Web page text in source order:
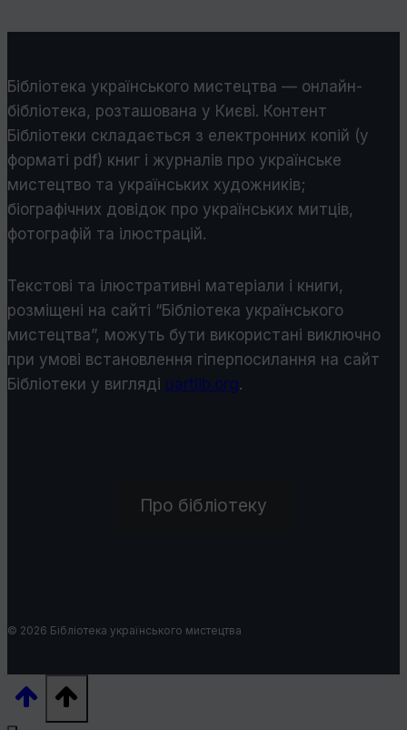
Бібліотека українського мистецтва — онлайн-
бібліотека, розташована у Києві. Контент
Бібліотеки складається з електронних копій (у
форматі pdf) книг і журналів про українське
мистецтво та українських художників;
біографічних довідок про українських митців,
фотографій та ілюстрацій.
Текстові та ілюстративні матеріали і книги,
розміщені на сайті “Бібліотека українського
мистецтва”, можуть бути використані виключно
при умові встановлення гіперпосилання на сайт
Бібліотеки у виглядi uartlib.org.
Про бібліотеку
© 2026 Бібліотека українського мистецтва